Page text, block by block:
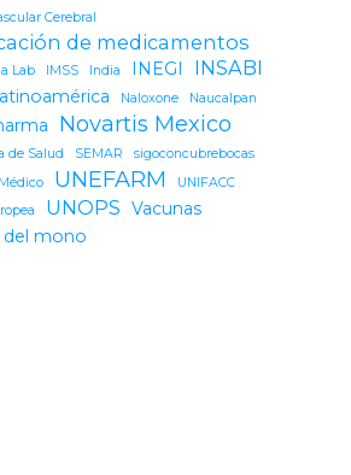
Cerebral
de medicamentos
Lab IMSS India INEGI INSABI
Naloxone Naucalpan
Novartis Mexico
de Salud SEMAR
sigoconcubrebocas
UNEFARM
UNIFACC
UNOPS Vacunas
del mono